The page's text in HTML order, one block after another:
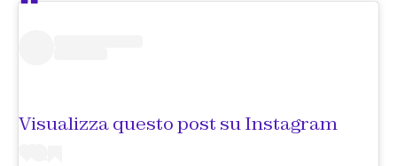
Visualizza questo post su Instagram